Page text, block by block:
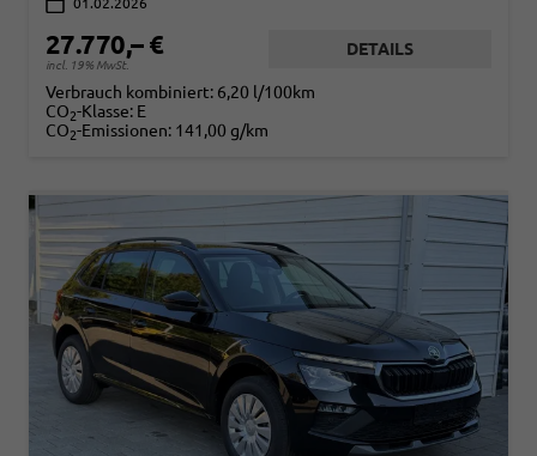
01.02.2026
27.770,– €
incl. 19% MwSt.
DETAILS
Verbrauch kombiniert: 6,20 l/100km
CO2-Klasse: E
CO2-Emissionen: 141,00 g/km